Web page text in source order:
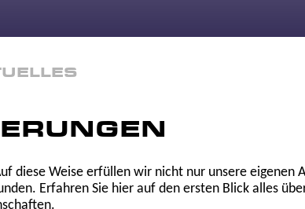
diese Weise erfüllen wir nicht nur unsere eigenen
Erfahren Sie hier auf den ersten Blick alles